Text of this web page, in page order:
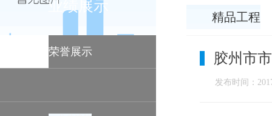
业绩展示
荣誉展示
精品工程
胶州市
发布时间：